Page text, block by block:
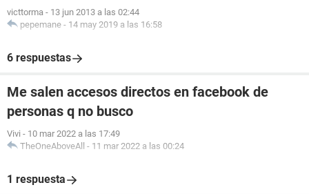
victtorma - 13 jun 2013 a las 02:44
pepemane - 14 may 2019 a las 16:58
6 respuestas
Me salen accesos directos en facebook de
personas q no busco
Vivi - 10 mar 2022 a las 17:49
TheOneAboveAll - 11 mar 2022 a las 00:24
1 respuesta